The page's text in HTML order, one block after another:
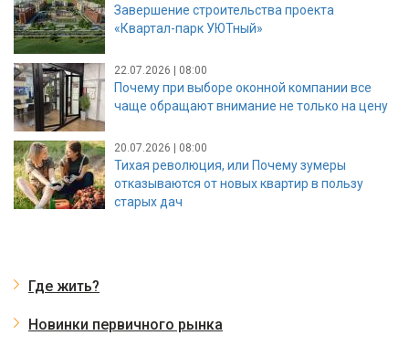
Завершение строительства проекта
«Квартал-парк УЮТный»
22.07.2026 | 08:00
Почему при выборе оконной компании все
чаще обращают внимание не только на цену
20.07.2026 | 08:00
Тихая революция, или Почему зумеры
отказываются от новых квартир в пользу
старых дач
Где жить?
Новинки первичного рынка